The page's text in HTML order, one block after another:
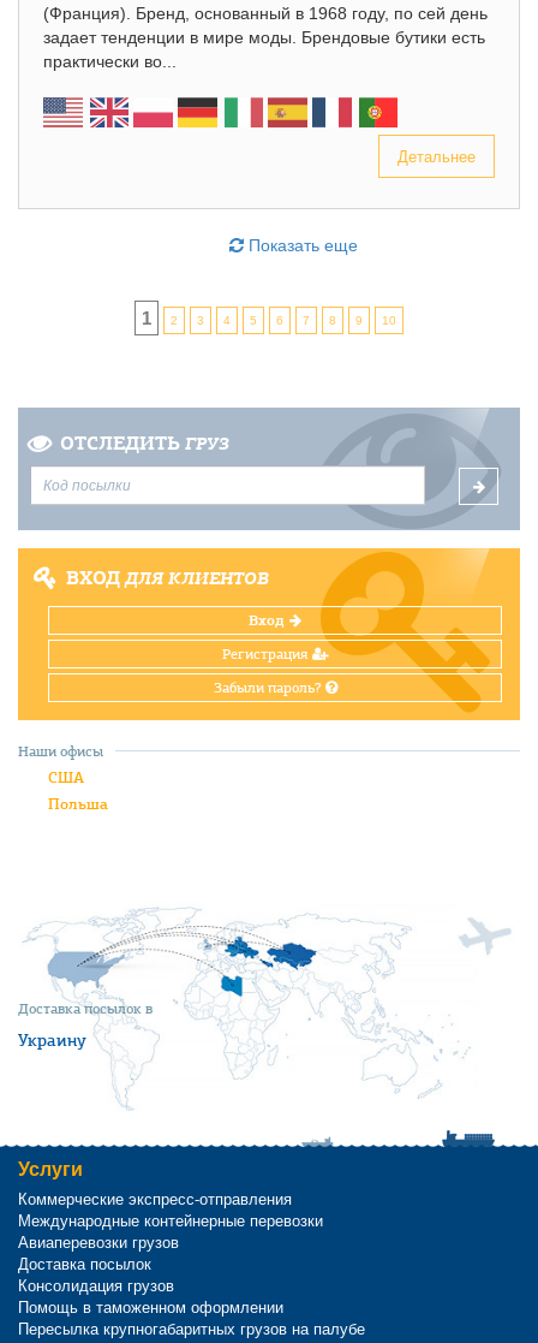
(Франция). Бренд, основанный в 1968 году, по сей день
задает тенденции в мире моды. Брендовые бутики есть
практически во...
Детальнее
Показать еще
1 2 3 4 5 6 7 8 9 10
ОТСЛЕДИТЬ ГРУЗ
ВХОДДЛЯ КЛИЕНТОВ
Вход
Регистрация
Забыли пароль?
Доставка посылок в
Украину
Наши офисы
США
Польша
Услуги
Коммерческие экспресс-отправления
Международные контейнерные перевозки
Авиаперевозки грузов
Доставка посылок
Консолидация грузов
Помощь в таможенном оформлении
Пересылка крупногабаритных грузов на палубе